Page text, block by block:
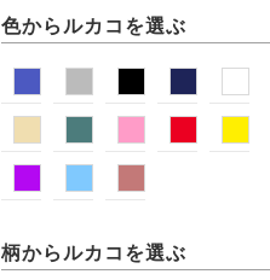
色からルカコを選ぶ
柄からルカコを選ぶ